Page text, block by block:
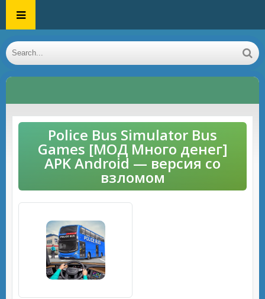
Police Bus Simulator Bus
Games [МОД Много денег]
APK Android — версия со
взломом